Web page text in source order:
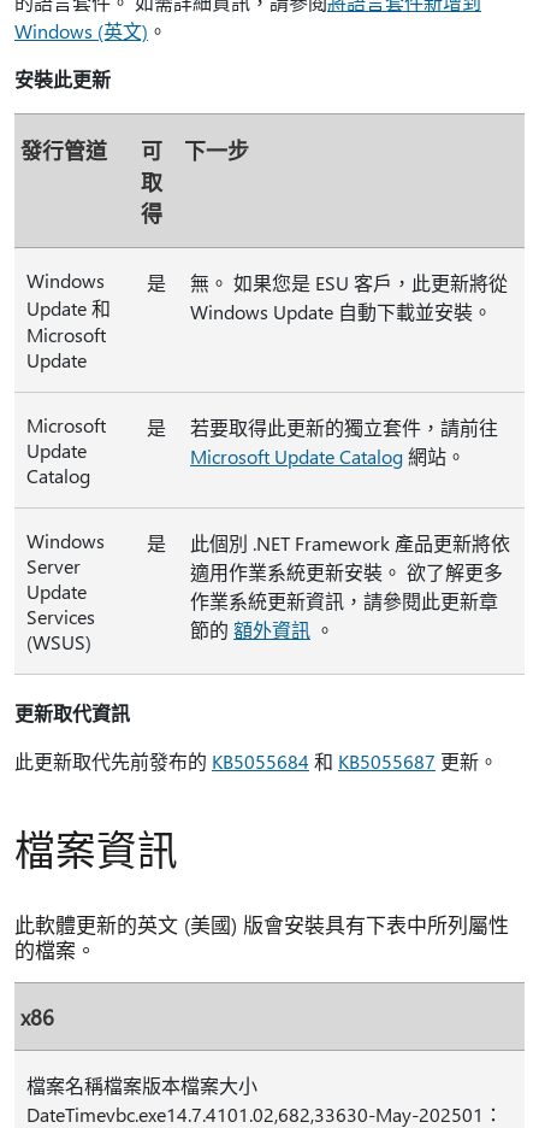
Windows (英文) 。
安裝此更新
發行管道
可
取
得
下一步
Windows
Update 和
Microsoft
Update
是
無。 如果您是 ESU 客戶，此更新將從
Windows Update 自動下載並安裝。
Microsoft
Update
Catalog
是
若要取得此更新的獨立套件，請前往
Microsoft Update Catalog網站。
Windows
Server
Update
Services
(WSUS)
是
此個別 .NET Framework 產品更新將依
適用作業系統更新安裝。 欲了解更多
作業系統更新資訊，請參閱此更新章
節的 額外資訊 。
更新取代資訊
此更新取代先前發布的 KB5055684 和 KB5055687 更新。
檔案資訊
此軟體更新的英文 (美國) 版會安裝具有下表中所列屬性
的檔案。
x86
檔案名稱檔案版本檔案大小
DateTimevbc.exe14.7.4101.02,682,33630-May-202501：